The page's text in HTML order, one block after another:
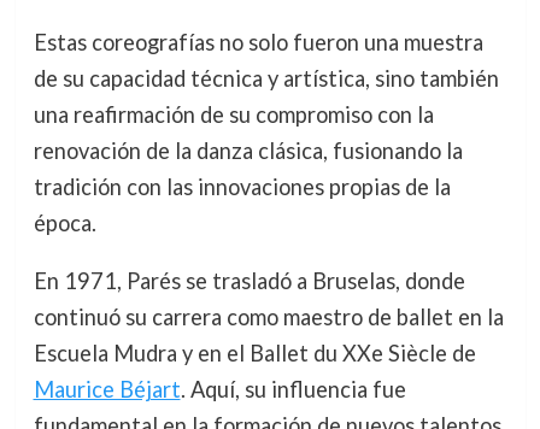
Estas coreografías no solo fueron una muestra
de su capacidad técnica y artística, sino también
una reafirmación de su compromiso con la
renovación de la danza clásica, fusionando la
tradición con las innovaciones propias de la
época.
En 1971, Parés se trasladó a Bruselas, donde
continuó su carrera como maestro de ballet en la
Escuela Mudra y en el Ballet du XXe Siècle de
Maurice Béjart. Aquí, su influencia fue